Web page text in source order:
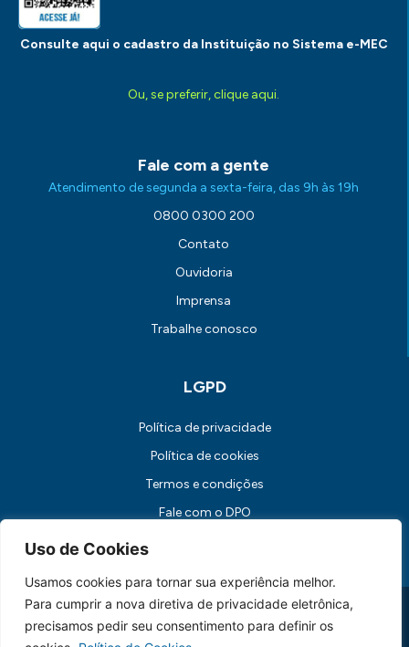
Uso de Cookies
Usamos cookies para tornar sua experiência melhor.
Para cumprir a nova diretiva de privacidade eletrônica,
precisamos pedir seu consentimento para definir os
Consulte aqui o cadastro da Instituição no Sistema e-MEC
Ou, se preferir, clique aqui.
Fale com a gente
Atendimento de segunda a sexta-feira, das 9h às 19h
0800 0300 200
Contato
Ouvidoria
Imprensa
Trabalhe conosco
LGPD
Política de privacidade
Política de cookies
Termos e condições
Fale com o DPO
Canal de Comunicação com os Titulares dos Dados
Universidade FUMEC: Rua Cobre, 200 Bairro Cruzeiro CEP: 30.310-
190 Belo Horizonte / MG